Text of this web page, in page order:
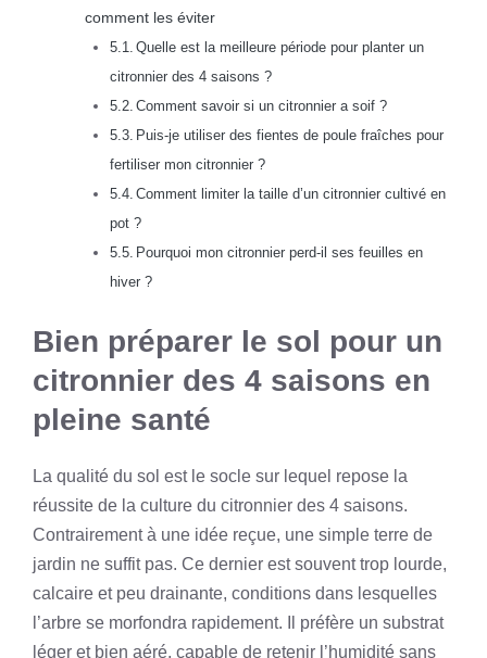
comment les éviter
Quelle est la meilleure période pour planter un
citronnier des 4 saisons ?
Comment savoir si un citronnier a soif ?
Puis-je utiliser des fientes de poule fraîches pour
fertiliser mon citronnier ?
Comment limiter la taille d’un citronnier cultivé en
pot ?
Pourquoi mon citronnier perd-il ses feuilles en
hiver ?
Bien préparer le sol pour un
citronnier des 4 saisons en
pleine santé
La qualité du sol est le socle sur lequel repose la
réussite de la culture du citronnier des 4 saisons.
Contrairement à une idée reçue, une simple terre de
jardin ne suffit pas. Ce dernier est souvent trop lourde,
calcaire et peu drainante, conditions dans lesquelles
l’arbre se morfondra rapidement. Il préfère un substrat
léger et bien aéré, capable de retenir l’humidité sans